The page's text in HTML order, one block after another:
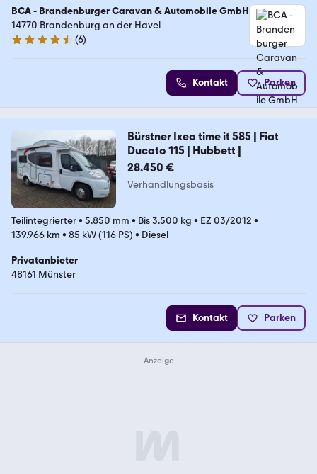
BCA - Brandenburger Caravan & Automobile GmbH
14770 Brandenburg an der Havel
4.3 Sterne
(6)
Kontakt Parken
Bürstner Ixeo time it 585 | Fiat
Ducato 115 | Hubbett |
28.450 €
Verhandlungsbasis
Teilintegrierter• 5.850 mm • Bis 3.500 kg • EZ 03/2012 •
139.966 km • 85 kW (116 PS) • Diesel
Privatanbieter
48161 Münster
Kontakt Parken